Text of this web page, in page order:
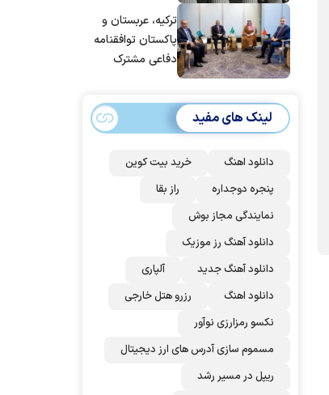
ترکیه، عربستان و
پاکستان توافقنامه
دفاعی مشترک
لینک های مفید
دانلود اهنگ
خرید بیت کوین
پنجره دوجداره
راز بقا
نمایندگی مجاز بوش
دانلود آهنگ رز‌ موزیک
دانلود آهنگ جدید
آلپاری
دانلود اهنگ
رزرو هتل خارجی
نکسو رمزارزی نوآور
مسموم سازی آدرس های ارز دیجیتال
ریپل در مسیر رشد